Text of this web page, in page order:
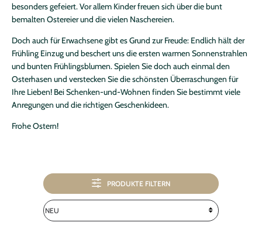
Übersicht
Adressen
Zahlungsarten
besonders gefeiert. Vor allem Kinder freuen sich über die bunt
bemalten Ostereier und die vielen Naschereien.
Doch auch für Erwachsene gibt es Grund zur Freude: Endlich hält der
Frühling Einzug und beschert uns die ersten warmen Sonnenstrahlen
und bunten Frühlingsblumen. Spielen Sie doch auch einmal den
Osterhasen und verstecken Sie die schönsten Überraschungen für
Ihre Lieben! Bei Schenken-und-Wohnen finden Sie bestimmt viele
Anregungen und die richtigen Geschenkideen.
Frohe Ostern!
PRODUKTE FILTERN